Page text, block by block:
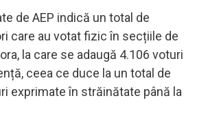
de AEP indică un total de
care au votat fizic în secțiile de
la care se adaugă 4.106 voturi
ceea ce duce la un total de
exprimate în străinătate până la